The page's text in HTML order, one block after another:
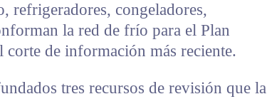
refrigeradores, congeladores,
la red de frío para el Plan
corte de información más reciente.
tres recursos de revisión que la